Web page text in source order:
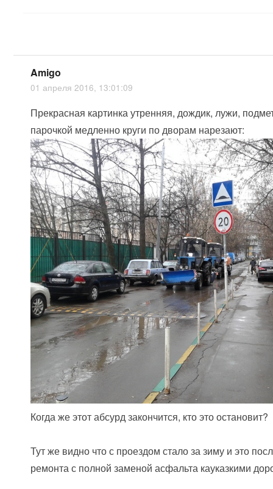
Amigo
01 апреля 2016, 13:01:09
Прекрасная картинка утренняя, дождик, лужи,
парочкой медленно круги по дворам нарезают:
Когда же этот абсурд закончится, кто это остановит?
Тут же видно что с проездом стало за зиму и это
ремонта с полной заменой асфальта кауказкими